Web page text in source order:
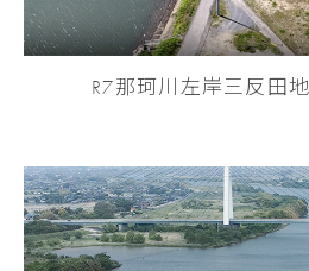
R7那珂川左岸三反田